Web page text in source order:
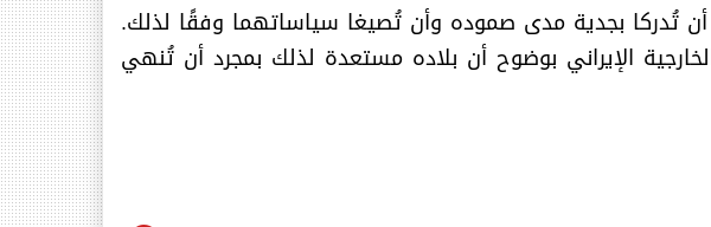
أن تُدركا بجدية مدى صموده وأن تُصيغا سياساتهما وفقًا لذلك.
الإيراني بوضوح أن بلاده مستعدة لذلك بمجرد أن تُنهي